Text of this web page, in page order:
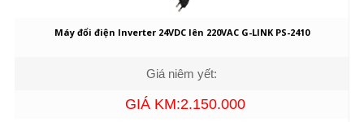
Máy đổi điện Inverter 24VDC lên 220VAC G-LINK PS-2410
Giá niêm yết:
GIÁ KM:2.150.000